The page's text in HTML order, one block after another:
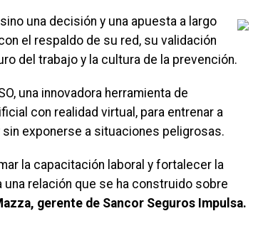
una decisión y una apuesta a largo
el respaldo de su red, su validación
del trabajo y la cultura de la prevención.
una innovadora herramienta de
con realidad virtual, para entrenar a
exponerse a situaciones peligrosas.
la capacitación laboral y fortalecer la
relación que se ha construido sobre
gerente de Sancor Seguros Impulsa.